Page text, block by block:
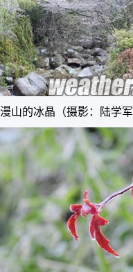
漫山的冰晶（摄影：陆学